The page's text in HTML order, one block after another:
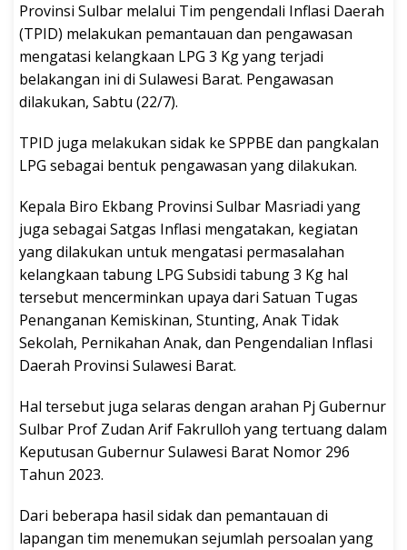
Provinsi Sulbar melalui Tim pengendali Inflasi Daerah
(TPID) melakukan pemantauan dan pengawasan
mengatasi kelangkaan LPG 3 Kg yang terjadi
belakangan ini di Sulawesi Barat. Pengawasan
dilakukan, Sabtu (22/7).
TPID juga melakukan sidak ke SPPBE dan pangkalan
LPG sebagai bentuk pengawasan yang dilakukan.
Kepala Biro Ekbang Provinsi Sulbar Masriadi yang
juga sebagai Satgas Inflasi mengatakan, kegiatan
yang dilakukan untuk mengatasi permasalahan
kelangkaan tabung LPG Subsidi tabung 3 Kg hal
tersebut mencerminkan upaya dari Satuan Tugas
Penanganan Kemiskinan, Stunting, Anak Tidak
Sekolah, Pernikahan Anak, dan Pengendalian Inflasi
Daerah Provinsi Sulawesi Barat.
Hal tersebut juga selaras dengan arahan Pj Gubernur
Sulbar Prof Zudan Arif Fakrulloh yang tertuang dalam
Keputusan Gubernur Sulawesi Barat Nomor 296
Tahun 2023.
Dari beberapa hasil sidak dan pemantauan di
lapangan tim menemukan sejumlah persoalan yang